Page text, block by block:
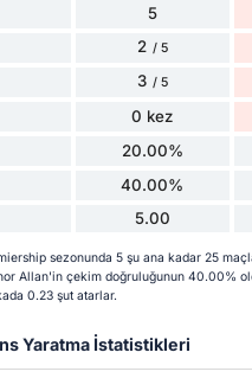
5
2 / 5
3 / 5
0 kez
20.00%
40.00%
5.00
sezonunda 5 şu ana kadar 25
Allan'in çekim doğruluğunun 40.00%
0.23 şut atarlar.
Yaratma İstatistikleri